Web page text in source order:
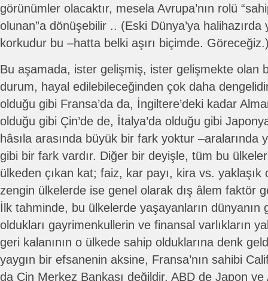
görünümler olacaktır, mesela Avrupa’nın rolü
olunan”a dönüşebilir .. (Eski Dünya’ya halihazırda
korkudur bu –hatta belki aşırı biçimde.
Bu aşamada, ister gelişmiş, ister gelişmekte olan
durum, hayal edilebileceğinden çok daha
olduğu gibi Fransa’da da, İngiltere’deki kadar
olduğu gibi Çin’de de, İtalya’da olduğu gibi
hâsıla arasında büyük bir fark yoktur –aralarında
gibi bir fark vardır. Diğer bir deyişle, tüm bu
ülkeden çıkan kat; faiz, kar payı, kira vs.
zengin ülkelerde ise genel olarak dış âlem faktör
İlk tahminde, bu ülkelerde yaşayanların dünyanın
oldukları gayrimenkullerin ve finansal varlıkların
geri kalanının o ülkede sahip olduklarına denk
yaygın bir efsanenin aksine, Fransa’nın sahibi
da Çin Merkez Bankası değildir, ABD de Japon ve